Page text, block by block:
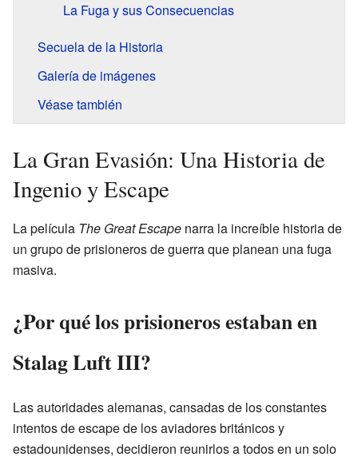
La Fuga y sus Consecuencias
Secuela de la Historia
Galería de imágenes
Véase también
La Gran Evasión: Una Historia de
Ingenio y Escape
La película The Great Escape narra la increíble historia de
un grupo de prisioneros de guerra que planean una fuga
masiva.
¿Por qué los prisioneros estaban en
Stalag Luft III?
Las autoridades alemanas, cansadas de los constantes
intentos de escape de los aviadores británicos y
estadounidenses, decidieron reunirlos a todos en un solo